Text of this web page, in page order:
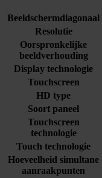
Beeldschermdiagonaal
Resolutie
Oorspronkelijke
beeldverhouding
Display technologie
Touchscreen
HD type
Soort paneel
Touchscreen
technologie
Touch technologie
Hoeveelheid simultane
aanraakpunten